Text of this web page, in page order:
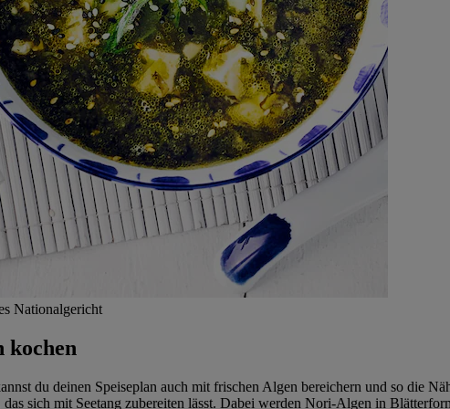
Nationalgericht
kochen
du deinen Speiseplan auch mit frischen Algen bereichern und so die
das sich mit Seetang zubereiten lässt. Dabei werden Nori-Algen in